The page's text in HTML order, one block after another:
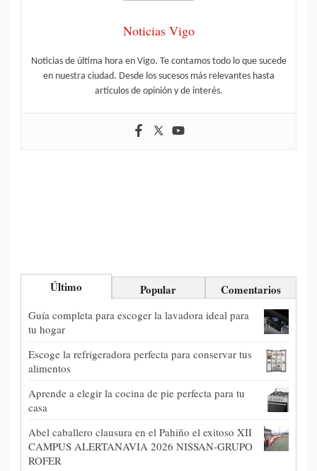
Noticias Vigo
Noticias de última hora en Vigo. Te contamos todo lo que sucede
en nuestra ciudad. Desde los sucesos más relevantes hasta
artículos de opinión y de interés.
Último Popular Comentarios
Guía completa para escoger la lavadora ideal para
tu hogar
Escoge la refrigeradora perfecta para conservar tus
alimentos
Aprende a elegir la cocina de pie perfecta para tu
casa
Abel caballero clausura en el Pahiño el exitoso XII
CAMPUS ALERTANAVIA 2026 NISSAN-GRUPO
ROFER